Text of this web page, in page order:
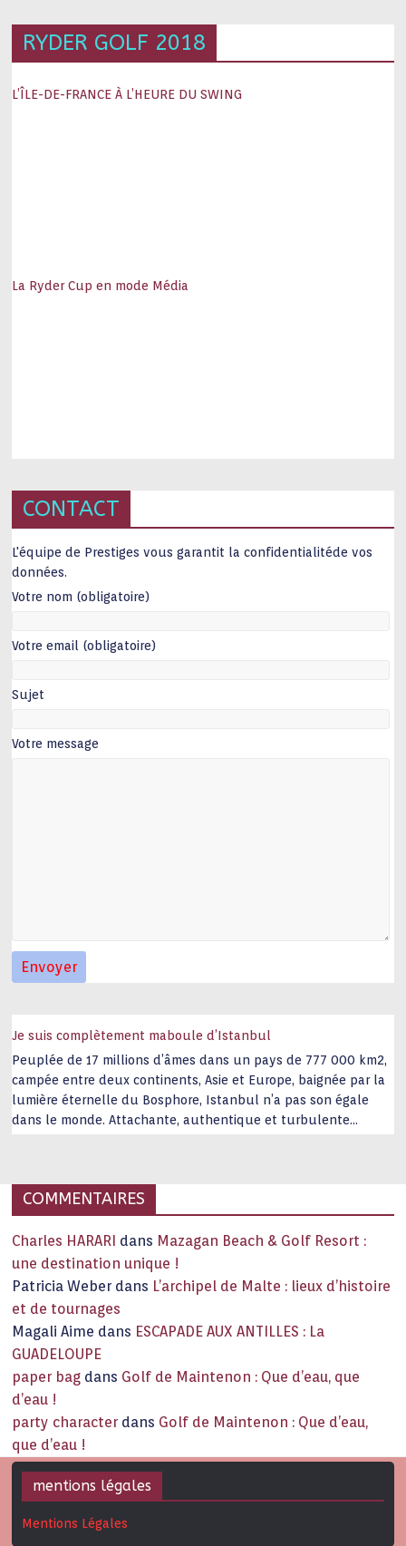
RYDER GOLF 2018
L’ÎLE-DE-FRANCE À L’HEURE DU SWING
La Ryder Cup en mode Média
CONTACT
L'équipe de Prestiges vous garantit la confidentialitéde vos
données.
Votre nom (obligatoire)
Votre email (obligatoire)
Sujet
Votre message
Je suis complètement maboule d’Istanbul
Peuplée de 17 millions d’âmes dans un pays de 777 000 km2,
campée entre deux continents, Asie et Europe, baignée par la
lumière éternelle du Bosphore, Istanbul n’a pas son égale
dans le monde. Attachante, authentique et turbulente
COMMENTAIRES
Charles HARARI dans Mazagan Beach & Golf Resort :
une destination unique !
Patricia Weber dans L’archipel de Malte : lieux d’histoire
et de tournages
Magali Aime dans ESCAPADE AUX ANTILLES : La
GUADELOUPE
paper bag dans Golf de Maintenon : Que d’eau, que
d’eau !
party character dans Golf de Maintenon : Que d’eau,
que d’eau !
mentions légales
Mentions Légales